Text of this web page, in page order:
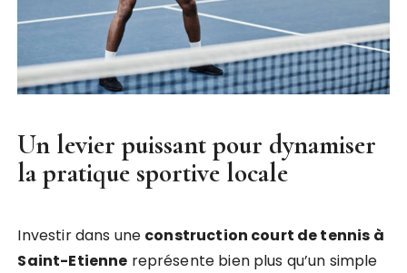
Un levier puissant pour dynamiser
la pratique sportive locale
Investir dans une construction court de tennis à
Saint-Etienne représente bien plus qu’un simple